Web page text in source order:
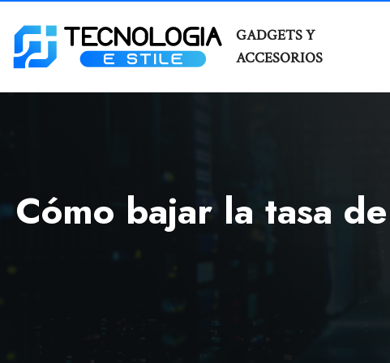
GADGETS Y
ACCESORIOS
Cómo bajar la tasa